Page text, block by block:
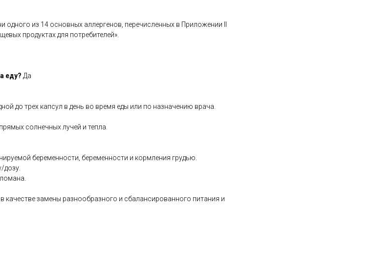
одного из 14 основных аллергенов, перечисленных в Приложении II
продуктах для потребителей».
еду? Да
до трех капсул в день во время еды или по назначению врача.
солнечных лучей и тепла.
беременности, беременности и кормления грудью.
дозу.
замены разнообразного и сбалансированного питания и